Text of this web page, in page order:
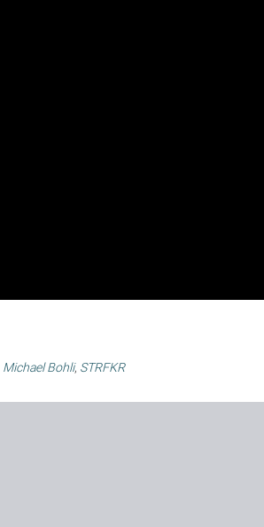
Michael Bohli, STRFKR